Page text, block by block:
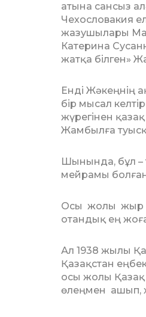
атына сансыз
Чехословакия
жазушылары
Катерина
жатқа білген»
Енді Жәкеңнің
бір мысал
жүрегінен
Жам­былға
Шынында, бұл –
мейрамы
Осы жолы жыр
отандық ең
Ал 1938 жылы
Қазақстан
осы жолы Қазақ
өлең­мен ашып,